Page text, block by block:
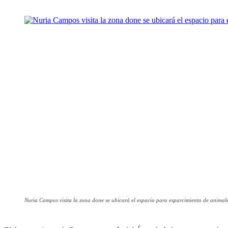
Nuria Campos visita la zona done se ubicará el espacio para esparcimiento de